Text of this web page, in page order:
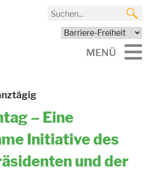
MENÜ
– Eine
Initiative des
und der